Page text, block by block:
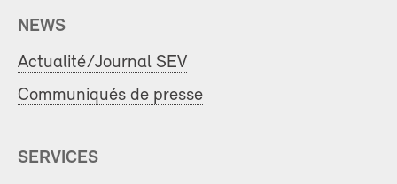
NEWS
Actualité/Journal SEV
Communiqués de presse
SERVICES